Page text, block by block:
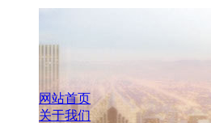
网站首页
关于我们